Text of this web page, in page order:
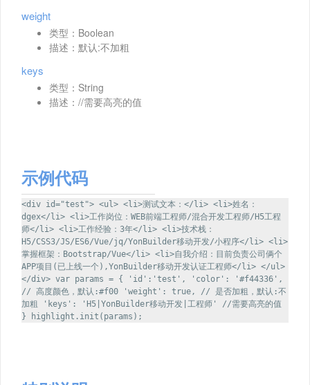
weight
类型：Boolean
描述：默认:不加粗
keys
类型：String
描述：//需要高亮的值
示例代码
<div id="test"> <ul> <li>测试文本：</li> <li>姓名：
dgex</li> <li>工作岗位：WEB前端工程师/混合开发工程师/H5工程
师</li> <li>工作经验：3年</li> <li>技术栈：
H5/CSS3/JS/ES6/Vue/jq/YonBuilder移动开发/小程序</li> <li>
掌握框架：Bootstrap/Vue</li> <li>自我介绍：目前负责公司俩个
APP项目(已上线一个),YonBuilder移动开发认证工程师</li> </ul>
</div> var params = { 'id':'test', 'color': '#f44336',
// 高度颜色，默认:#f00 'weight': true, // 是否加粗，默认:不
加粗 'keys': 'H5|YonBuilder移动开发|工程师' //需要高亮的值
} highlight.init(params);